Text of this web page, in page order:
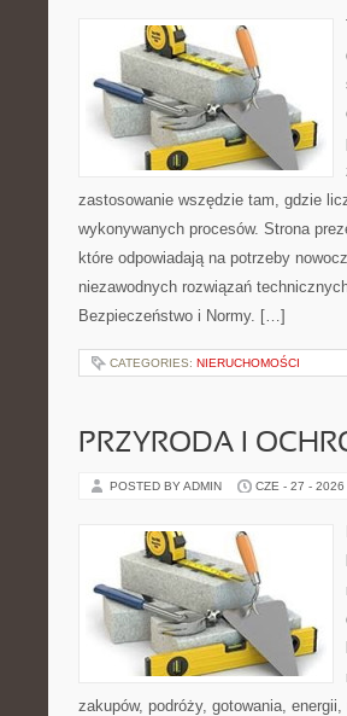
zastosowanie wszędzie tam, gdzie
wykonywanych procesów. Strona
które odpowiadają na potrzeby
niezawodnych rozwiązań
Bezpieczeństwo i Normy. […]
CATEGORIES: NIERUCHOMOŚCI
PRZYRODA I
POSTED BY ADMIN CZE - 27 - 2026
zakupów, podróży, gotowania,